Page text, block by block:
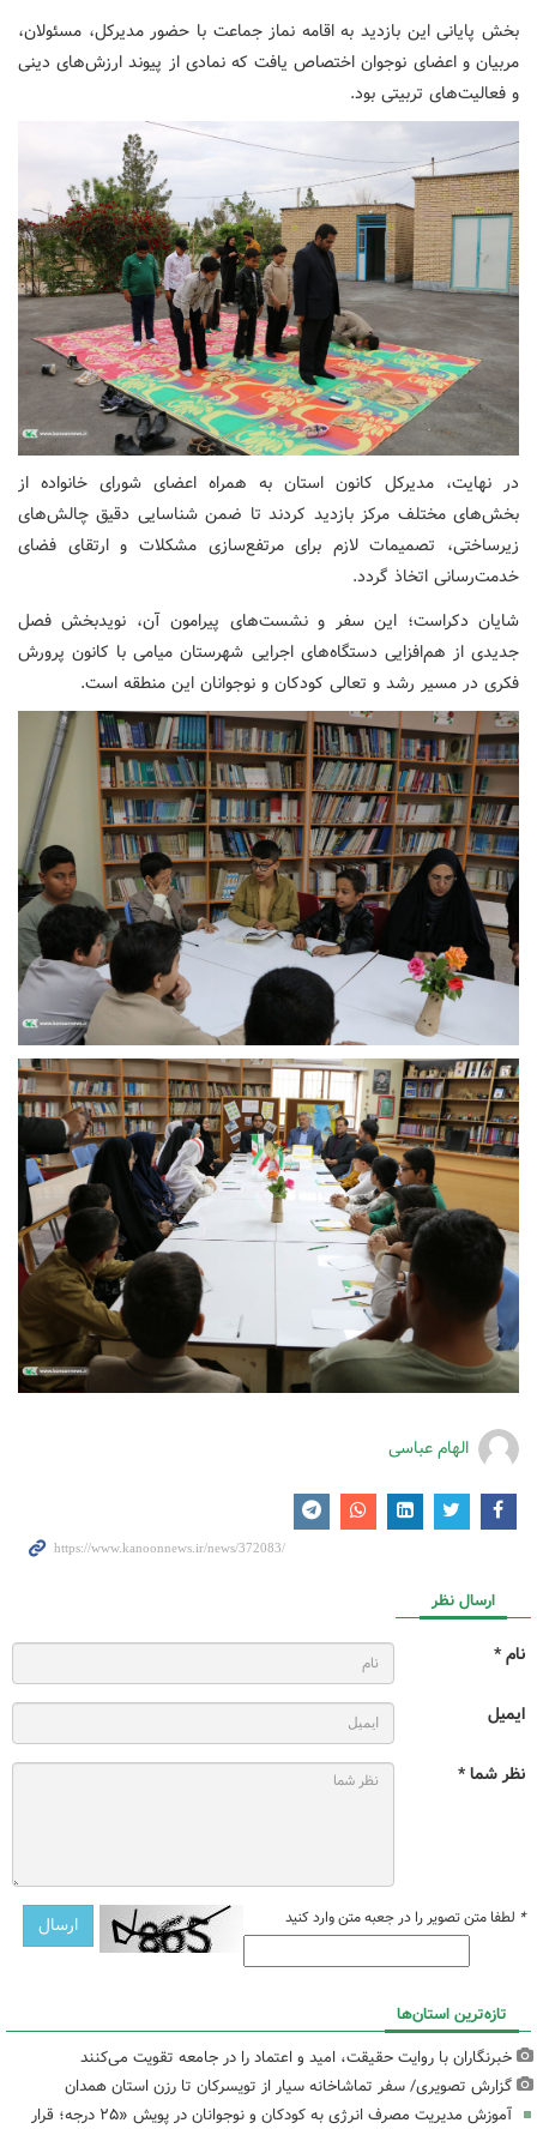
بخش پایانی این بازدید به اقامه نماز جماعت با حضور مدیرکل، مسئولان،
مربیان و اعضای نوجوان اختصاص یافت که نمادی از پیوند ارزش‌های دینی
و فعالیت‌های تربیتی بود.
در نهایت، مدیرکل کانون استان به همراه اعضای شورای خانواده از
بخش‌های مختلف مرکز بازدید کردند تا ضمن شناسایی دقیق چالش‌های
زیرساختی، تصمیمات لازم برای مرتفع‌سازی مشکلات و ارتقای فضای
خدمت‌رسانی اتخاذ گردد.
شایان دکراست؛ این سفر و نشست‌های پیرامون آن، نویدبخش فصل
جدیدی از هم‌افزایی دستگاه‌های اجرایی شهرستان میامی با کانون پرورش
فکری در مسیر رشد و تعالی کودکان و نوجوانان این منطقه است.
الهام عباسی
ارسال نظر
نام *
ایمیل
نظر شما *
* لطفا متن تصویر را در جعبه متن وارد کنید
تازه‌ترین استان‌ها
خبرنگاران با روایت حقیقت، امید و اعتماد را در جامعه تقویت می‌کنند
گزارش تصویری/ سفر تماشاخانه سیار از تویسرکان تا رزن استان همدان
آموزش مدیریت مصرف انرژی به کودکان و نوجوانان در پویش «۲۵ درجه؛ قرار